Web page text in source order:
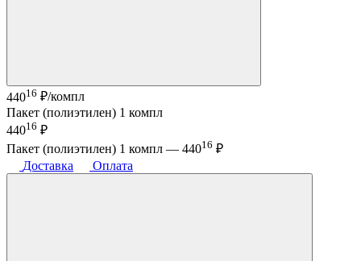
44016 ₽/компл
Пакет (полиэтилен) 1 компл
44016 ₽
Пакет (полиэтилен) 1 компл — 44016 ₽
Доставка
Оплата